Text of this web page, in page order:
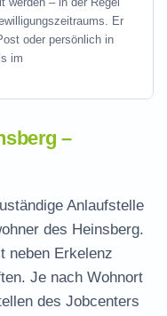
Er
oder persönlich in
im
–
Anlaufstelle
des Heinsberg.
neben Erkelenz
Je nach Wohnort
des Jobcenters